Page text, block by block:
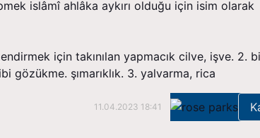
i̇slâmî ahlâka aykırı olduğu için isim olarak
için takınılan yapmacık cilve, işve. 2.
gözükme. şımarıklık. 3. yalvarma, rica
11.04.2023 18:41